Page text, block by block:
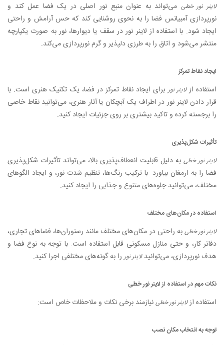
لاینر نور خطی می‌تواند به عنوان منبع نور اصلی در یک فضا عمل کند و
نورپردازی آمبیانس فضا را به نحوی روشنایی کند که حس آرامش و راحتی
ایجاد شود. با استفاده از لاینر نور در سقف یا دیوارها، نور به صورت یکپارچه
منتشر می‌شود و اتاق را به طرزی دلپذیر و گرم نورپردازی می‌کند.
ایجاد نقاط تمرکز
استفاده ازلاینر نوربرای ایجاد نقاط تمرکز در فضا، یک تکنیک هنری است. با
قرار دادن لاینر نور در اطراف یک آبچکان یا آثار هنری، می‌توانید نقاط خاصی
را برجسته کرده و تاکید بیشتری بر روی جزئیات ایجاد کنید.
تأثیرات شکل‌پذیری
لاینر نور خطی به دلیل قابلیت انعطاف‌پذیری بالا، می‌تواند تأثیرات شکل‌پذیری
فضا را به ارمغان بیاورد. با ترکیب رنگ‌ها، تنظیم شدت نور، و ایجاد الگوهای
مختلف، می‌توانید جلوه‌های متنوع و جذابی را ایجاد کنید.
استفاده در مکان‌های مختلف
لاینر نور خطی به راحتی در مکان‌های مختلف مانند رستوران‌ها، فضاهای تجاری،
دفاتر کار، و حتی منازل مسکونی قابل استفاده است. با توجه به نوع فضا و
هدف نورپردازی، می‌توانیدلاینر نوررا به گونه‌های مختلفی اجرا کنید.
نکات مهم در استفاده از لاینر نور خطی
استفاده ازلاینر نور خطی نیازمند برخی نکات و ملاحظات خاص است:
توجه به انتخاب مکان نصب